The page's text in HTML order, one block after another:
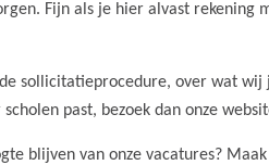
Fijn als je hier alvast rekening
sollicitatieprocedure, over wat
past, bezoek dan onze
blijven van onze vacatures?